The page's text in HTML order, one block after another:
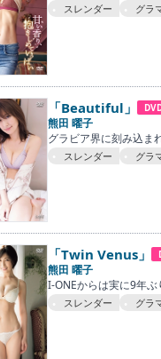
スレンダー グラ
「Beautiful」
熊田 曜子
グラビア界に刻み込ま
スレンダー グラ
「Twin Venus」
熊田 曜子
I-ONEからは実に9年
スレンダー グラ